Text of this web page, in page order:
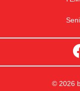
© 2026